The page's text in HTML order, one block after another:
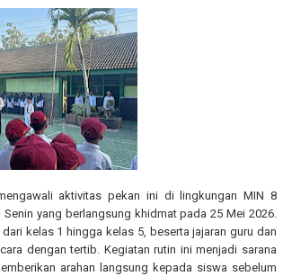
aktivitas pekan ini di lingkungan MIN 8
yang berlangsung khidmat pada 25 Mei 2026.
kelas 1 hingga kelas 5, beserta jajaran guru dan
dengan tertib. Kegiatan rutin ini menjadi sarana
arahan langsung kepada siswa sebelum